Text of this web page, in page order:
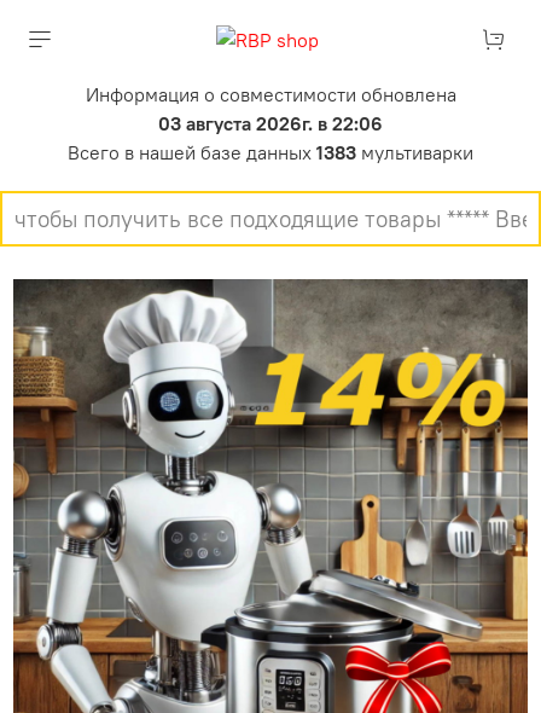
Информация о совместимости обновлена
03 августа 2026г. в 22:06
Всего в нашей базе данных 1383 мультиварки